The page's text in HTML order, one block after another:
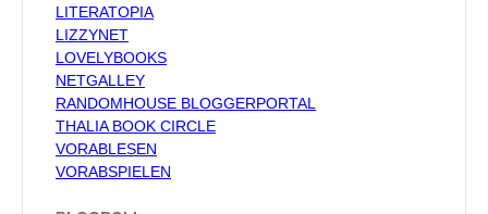
LITERATOPIA
LIZZYNET
LOVELYBOOKS
NETGALLEY
RANDOMHOUSE BLOGGERPORTAL
THALIA BOOK CIRCLE
VORABLESEN
VORABSPIELEN